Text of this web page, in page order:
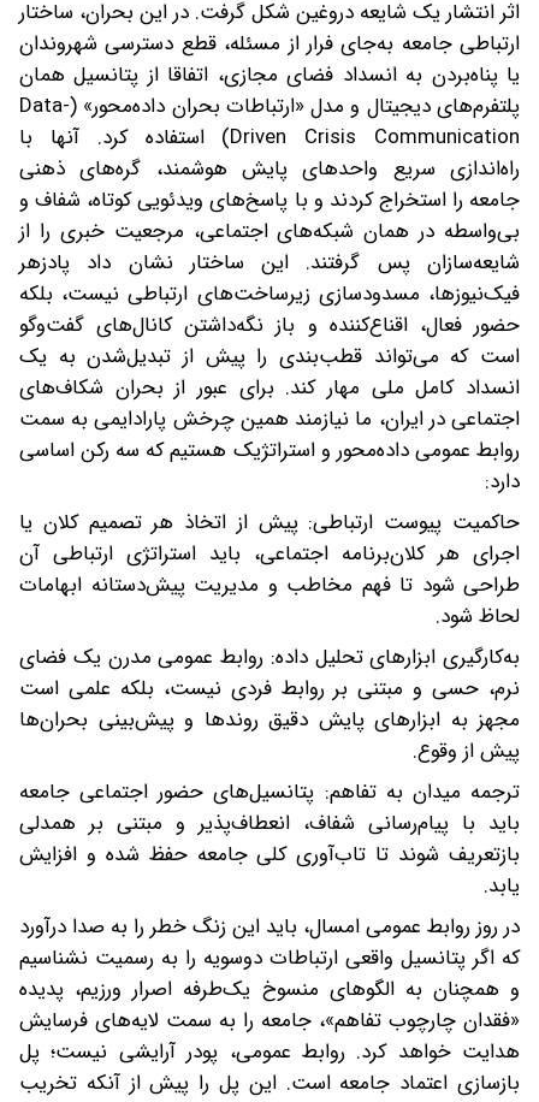
اثر انتشار یک شایعه دروغین شکل گرفت. در این بحران، ساختار
ارتباطی جامعه به‌جای فرار از مسئله، قطع دسترسی شهروندان
یا پناه‌بردن به انسداد فضای مجازی، اتفاقا از پتانسیل همان
پلتفرم‌های دیجیتال و مدل «ارتباطات بحران داده‌محور» (Data-
Driven Crisis Communication) استفاده کرد. آنها با
راه‌اندازی سریع واحدهای پایش هوشمند، گره‌های ذهنی
جامعه را استخراج کردند و با پاسخ‌های ویدئویی کوتاه، شفاف و
بی‌واسطه در همان شبکه‌های اجتماعی، مرجعیت خبری را از
شایعه‌سازان پس گرفتند. این ساختار نشان داد پادزهر
فیک‌نیوزها، مسدودسازی زیرساخت‌های ارتباطی نیست، بلکه
حضور فعال، اقناع‌کننده و باز نگه‌داشتن کانال‌های گفت‌وگو
است که می‌تواند قطب‌بندی را پیش از تبدیل‌شدن به یک
انسداد کامل ملی مهار کند. برای عبور از بحران شکاف‌های
اجتماعی در ایران، ما نیازمند همین چرخش پارادایمی به سمت
روابط عمومی داده‌محور و استراتژیک هستیم که سه رکن اساسی
دارد:
حاکمیت پیوست ارتباطی: پیش از اتخاذ هر تصمیم کلان یا
اجرای هر کلان‌برنامه اجتماعی، باید استراتژی ارتباطی آن
طراحی شود تا فهم مخاطب و مدیریت پیش‌دستانه ابهامات
لحاظ شود.
به‌کارگیری ابزارهای تحلیل داده: روابط عمومی مدرن یک فضای
نرم، حسی و مبتنی بر روابط فردی نیست، بلکه علمی است
مجهز به ابزارهای پایش دقیق روندها و پیش‌بینی بحران‌ها
پیش از وقوع.
ترجمه میدان به تفاهم: پتانسیل‌های حضور اجتماعی جامعه
باید با پیام‌رسانی شفاف، انعطاف‌پذیر و مبتنی بر همدلی
بازتعریف شوند تا تاب‌آوری کلی جامعه حفظ شده و افزایش
یابد.
در روز روابط عمومی امسال، باید این زنگ خطر را به صدا درآورد
که اگر پتانسیل واقعی ارتباطات دوسویه را به رسمیت نشناسیم
و همچنان به الگوهای منسوخ یک‌طرفه اصرار ورزیم، پدیده
«فقدان چارچوب تفاهم»، جامعه را به سمت لایه‌های فرسایش
هدایت خواهد کرد. روابط عمومی، پودر آرایشی نیست؛ پل
بازسازی اعتماد جامعه است. این پل را پیش از آنکه تخریب